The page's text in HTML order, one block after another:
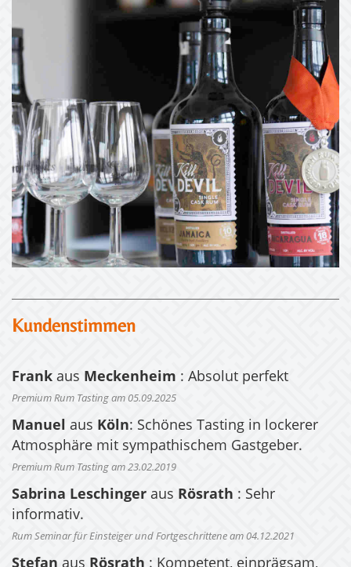
Kundenstimmen
Frank aus Meckenheim : Absolut perfekt
Premium Rum Tasting am 05.09.2025
Manuel aus Köln: Schönes Tasting in lockerer
Atmosphäre mit sympathischem Gastgeber.
Premium Rum Tasting am 23.02.2019
Sabrina Leschinger aus Rösrath : Sehr
informativ.
Rum Seminar für Einsteiger und Fortgeschrittene am 04.12.2021
Stefan aus Rösrath : Kompetent, einprägsam,